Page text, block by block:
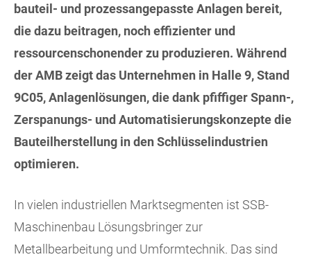
bauteil- und prozessangepasste Anlagen bereit,
die dazu beitragen, noch effizienter und
ressourcenschonender zu produzieren. Während
der AMB zeigt das Unternehmen in Halle 9, Stand
9C05, Anlagenlösungen, die dank pfiffiger Spann-,
Zerspanungs- und Automatisierungskonzepte die
Bauteilherstellung in den Schlüsselindustrien
optimieren.
In vielen industriellen Marktsegmenten ist SSB-
Maschinenbau Lösungsbringer zur
Metallbearbeitung und Umformtechnik. Das sind